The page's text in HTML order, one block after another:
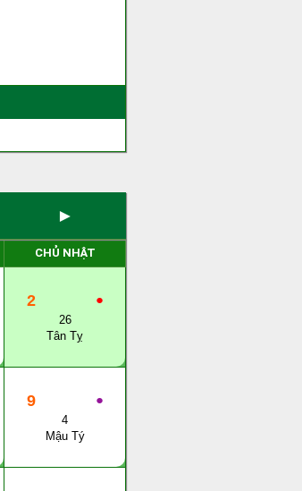
►
CHỦ NHẬT
●
2
26
Tân Tỵ
●
9
4
Mậu Tý